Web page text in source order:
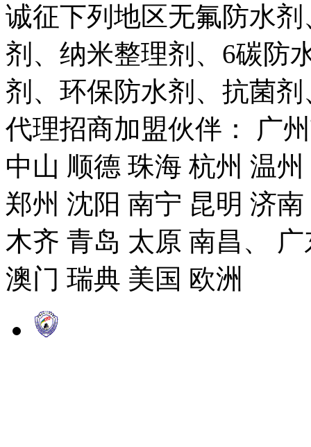
诚征下列地区无氟防水
剂、纳米整理剂、6碳防
剂、环保防水剂、抗菌
代理招商加盟伙伴： 广
中山 顺德 珠海 杭州 温
郑州 沈阳 南宁 昆明 济
木齐 青岛 太原 南昌、
澳门 瑞典 美国 欧洲